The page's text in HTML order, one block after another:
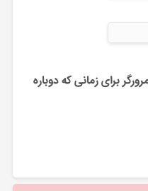
برای زمانی که دوباره